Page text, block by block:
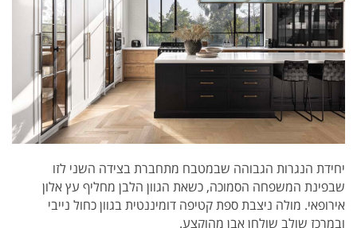
יחידת הנגרות הגבוהה שבמטבח מתחברת בצידה השני לזו
שבפינת המשפחה הסמוכה, כשאת הגוון הלבן מחליף עץ אלון
אירופאי. מולה ניצבת ספת קטיפה דומיננטית בגוון כחול נייבי
ובמרכז שולב שולחן אבן מהוקצע.